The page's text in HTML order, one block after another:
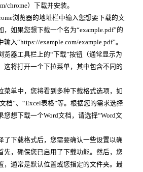
chrome）下载并安装。
浏览器的地址栏中输入您想要下载的文
如果您想下载一个名为“example.pdf”的
入“https://example.com/example.pdf”。
览器工具栏上的“下载”按钮（通常显示为
这将打开一个下拉菜单，其中包含不同的
菜单中，您将看到多种下载格式选项，如
档”、“Excel表格”等。根据您的需求选择
您想下载一个Word文档，请选择“Word文
了下载格式后，您需要确认一些设置以确
先，确保您已启用了下载功能。然后，您
，通常是默认位置或您指定的文件夹。最